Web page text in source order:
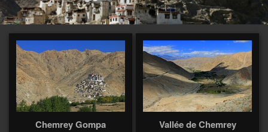
Chemrey Gompa Vallée de Chemrey